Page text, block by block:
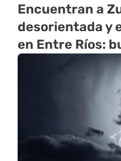
Encuentran a
desorientada y
en Entre Ríos: